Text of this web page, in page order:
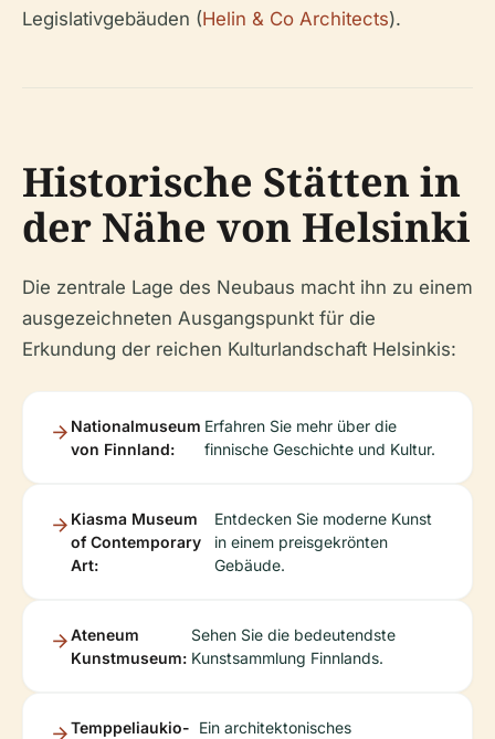
Legislativgebäuden (Helin & Co Architects).
Historische Stätten in
der Nähe von Helsinki
Die zentrale Lage des Neubaus macht ihn zu einem
ausgezeichneten Ausgangspunkt für die
Erkundung der reichen Kulturlandschaft Helsinkis:
Nationalmuseum
von Finnland:
Erfahren Sie mehr über die
finnische Geschichte und Kultur.
Kiasma Museum
of Contemporary
Art:
Entdecken Sie moderne Kunst
in einem preisgekrönten
Gebäude.
Ateneum
Kunstmuseum:
Sehen Sie die bedeutendste
Kunstsammlung Finnlands.
Temppeliaukio- Ein architektonisches